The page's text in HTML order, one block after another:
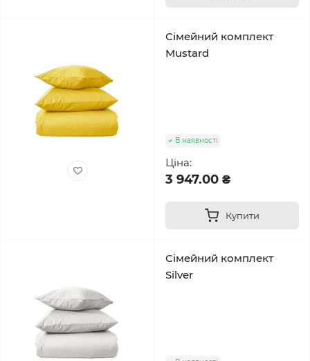
Сімейний комплект
Mustard
В наявності
Ціна:
3 947.00 ₴
Купити
Сімейний комплект
Silver